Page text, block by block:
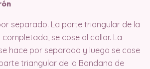
separado. La parte triangular de la
se cose al collar. La
hace por separado y luego se cose
triangular de la Bandana de